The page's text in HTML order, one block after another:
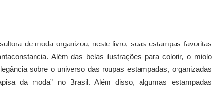
de moda organizou, neste livro, suas estampas favoritas
Além das belas ilustrações para colorir, o miolo
sobre o universo das roupas estampadas, organizadas
da moda” no Brasil. Além disso, algumas estampadas